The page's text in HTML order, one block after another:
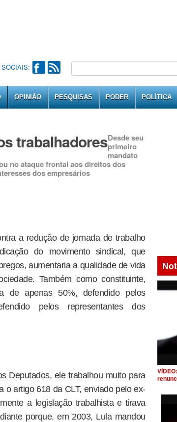
OPINIÃO PESQUISAS PODER POLÍTICA
trabalhadoresDesde seu
primeiro
mandato
no ataque frontal aos direitos dos
dos empresários
a redução de jornada de trabalho
do movimento sindical, que
aumentaria a qualidade de vida
Também como constituinte,
de apenas 50%, defendido pelos
pelos representantes dos
Deputados, ele trabalhou muito para
o artigo 618 da CLT, enviado pelo ex-
a legislação trabalhista e tirava
porque, em 2003, Lula mandou